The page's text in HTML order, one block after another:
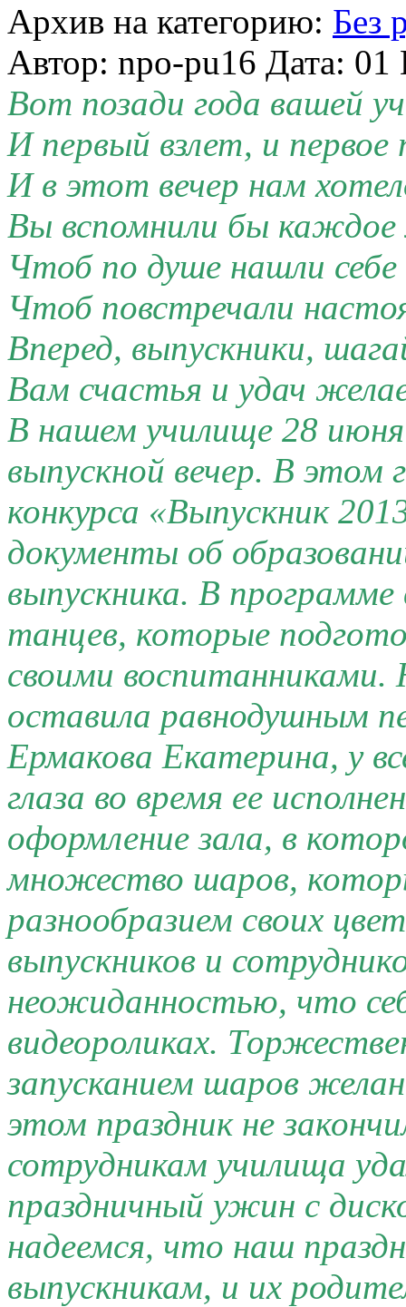
Архив на категорию: Без
Автор: npo-pu16 Дата:
Вот позади года вашей
И первый взлет, и первое
И в этот вечер нам
Вы вспомнили бы каждое
Чтоб по душе нашли
Чтоб повстречали
Вперед, выпускники,
Вам счастья и удач
В нашем училище 28 июня
выпускной вечер. В этом
конкурса «Выпускник
документы об
выпускника. В программе
танцев, которые
своими воспитанниками.
оставила равнодушным
Ермакова Екатерина, у
глаза во время ее
оформление зала, в
множество шаров,
разнообразием своих
выпускников и
неожиданностью, что
видеороликах.
запусканием шаров
этом праздник не
сотрудникам училища
праздничный ужин с
надеемся, что наш
выпускникам, и их